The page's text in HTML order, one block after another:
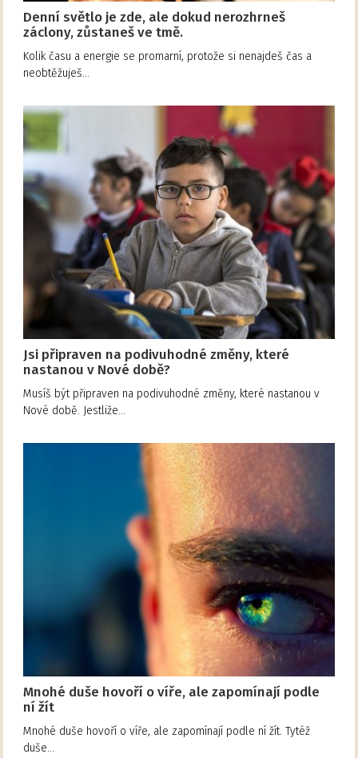
Denní světlo je zde, ale dokud nerozhrneš
záclony, zůstaneš ve tmě.
Kolik času a energie se promarní, protože si nenajdeš čas a
neobtěžuješ…
Jsi připraven na podivuhodné změny, které
nastanou v Nové době?
Musíš být připraven na podivuhodné změny, které nastanou v
Nové době. Jestliže…
Mnohé duše hovoří o víře, ale zapomínají podle
ní žít
Mnohé duše hovoří o víře, ale zapomínají podle ní žít. Tytéž
duše…